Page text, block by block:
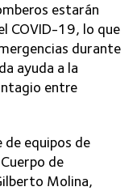
estarán
COVID-19, lo que
durante
ayuda a la
entre
de equipos de
de
Molina,